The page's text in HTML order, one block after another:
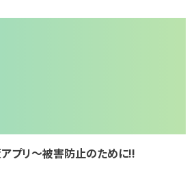
プリ～被害防止のために!!